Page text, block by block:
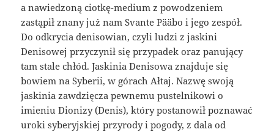
a nawiedzoną ciotkę-medium z powodzeniem
zastąpił znany już nam Svante Pääbo i jego zespół.
Do odkrycia denisowian, czyli ludzi z jaskini
Denisowej przyczynił się przypadek oraz panujący
tam stale chłód. Jaskinia Denisowa znajduje się
bowiem na Syberii, w górach Ałtaj. Nazwę swoją
jaskinia zawdzięcza pewnemu pustelnikowi o
imieniu Dionizy (Denis), który postanowił poznawać
uroki syberyjskiej przyrody i pogody, z dala od